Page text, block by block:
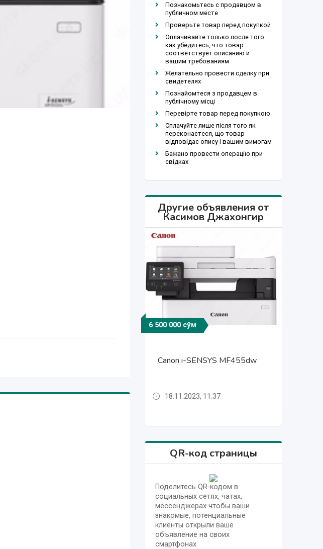
Познакомьтесь с продавцом в
публичном месте
Проверьте товар перед покупкой
Оплачивайте только после того
как убедитесь, что товар
соответствует описанию и
вашим требованиям
Желательно провести сделку при
свидетелях
Познайомтеся з продавцем в
публічному місці
Перевірте товар перед покупкою
Сплачуйте лише після того як
переконаєтеся, що товар
відповідає опису і вашим вимогам
Бажано провести операцію при
свідках
Другие объявления от
Касимов Джахонгир
6 000 000 сўм
Ноутбук HP Victus 15
18.11.2023, 11:35
6 500 000 сўм
Canon i-SENSYS MF455dw
18.11.2023, 11:37
6 000 000 сўм
Ноутбук HP Victus 15
18.11.2023, 11:35
6 500 000 сўм
Canon i-SENSYS MF455dw
18.11.2023, 11:37
QR-код страницы
Поделитесь QR-кодом в
социальных сетях, чатах,
мессенджерах чтобы ваши
знакомые, потенциальные
клиенты открыли ваше
объявление на своих
смартфонах.